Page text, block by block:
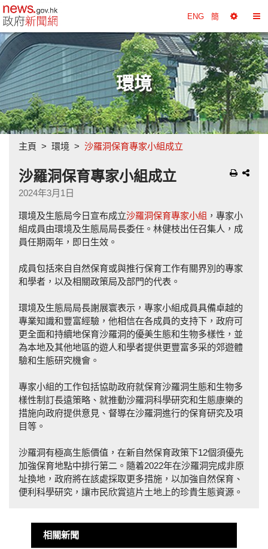
政府新聞網主頁 ENG 簡
擇
工
具
換
目
錄
環境
主頁 環境 沙羅洞保育專家小組成立
沙羅洞保育專家小組成立
2024年3月1日
環境及生態局今日宣布成立沙羅洞保育專家小組 ，專家小
組成員由環境及生態局局長委任。林健枝出任召集人，成
員任期兩年，即日生效。
成員包括來自自然保育或與推行保育工作有關界別的專家
和學者，以及相關政策局及部門的代表。
環境及生態局局長謝展寰表示，專家小組成員具備卓越的
專業知識和豐富經驗，他相信在各成員的支持下，政府可
更全面和持續地保育沙羅洞的優美生態和生物多樣性，並
為本地及其他地區的遊人和學者提供更豐富多采的郊遊體
驗和生態研究機會。
專家小組的工作包括協助政府就保育沙羅洞生態和生物多
樣性制訂長遠策略、就推動沙羅洞科學研究和生態康樂的
措施向政府提供意見、督導在沙羅洞進行的保育研究及項
目等。
沙羅洞有極高生態價值，在新自然保育政策下12個須優先
加強保育地點中排行第二。隨着2022年在沙羅洞完成非原
址換地，政府將在該處採取更多措施，以加強自然保育、
便利科學研究，讓市民欣賞這片土地上的珍貴生態資源。
相關新聞